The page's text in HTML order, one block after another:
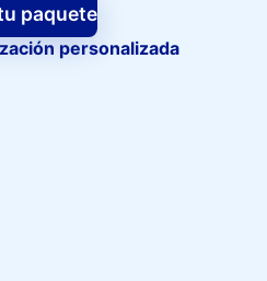
paquete
personalizada